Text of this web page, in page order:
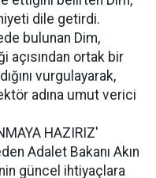
dile getirdi.
bulunan Dim,
ortak bir
vurgulayarak,
adına umut verici
HAZIRIZ'
Adalet Bakanı Akın
güncel ihtiyaçlara